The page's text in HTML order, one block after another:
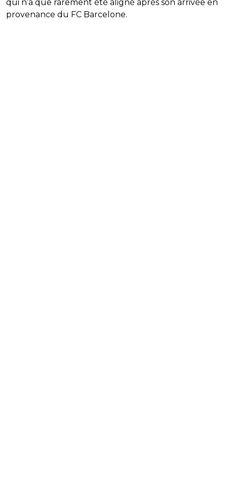
qui n’a que rarement été aligné après son arrivée en
provenance du FC Barcelone.